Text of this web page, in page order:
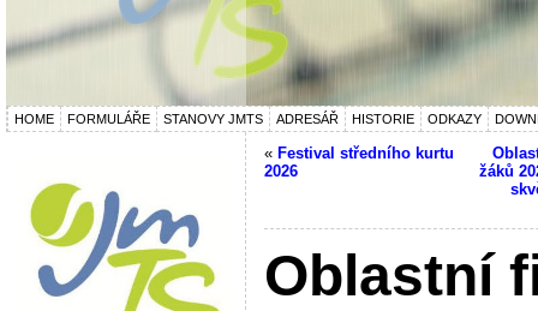
HOME FORMULÁŘE STANOVY JMTS ADRESÁŘ HISTORIE ODKAZY
« Festival středního kurtu
2026
žáků
Oblastní